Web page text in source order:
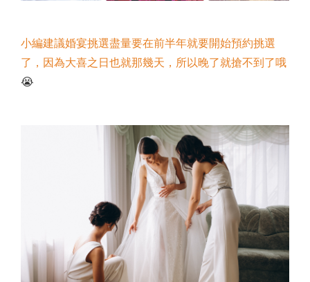
小編建議婚宴挑選盡量要在前半年就要開始預約挑選
了，因為大喜之日也就那幾天，所以晚了就搶不到了哦
😭